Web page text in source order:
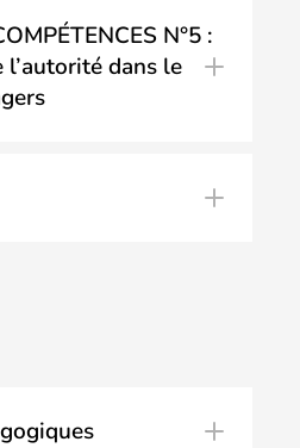
N°5 :
l’autorité dans le